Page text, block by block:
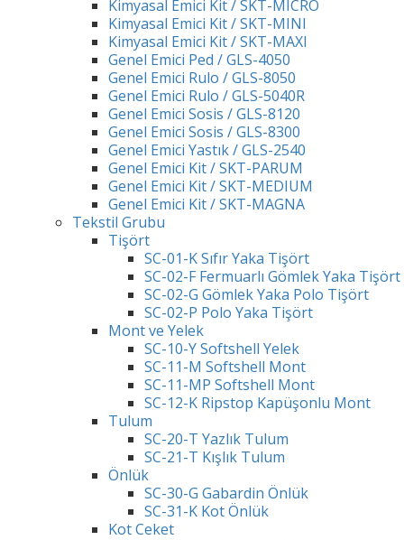
Kimyasal Emici Kit / SKT-MICRO
Kimyasal Emici Kit / SKT-MINI
Kimyasal Emici Kit / SKT-MAXI
Genel Emici Ped / GLS-4050
Genel Emici Rulo / GLS-8050
Genel Emici Rulo / GLS-5040R
Genel Emici Sosis / GLS-8120
Genel Emici Sosis / GLS-8300
Genel Emici Yastık / GLS-2540
Genel Emici Kit / SKT-PARUM
Genel Emici Kit / SKT-MEDIUM
Genel Emici Kit / SKT-MAGNA
Tekstil Grubu
Tişört
SC-01-K Sıfır Yaka Tişört
SC-02-F Fermuarlı Gömlek Yaka Tişört
SC-02-G Gömlek Yaka Polo Tişört
SC-02-P Polo Yaka Tişört
Mont ve Yelek
SC-10-Y Softshell Yelek
SC-11-M Softshell Mont
SC-11-MP Softshell Mont
SC-12-K Ripstop Kapüşonlu Mont
Tulum
SC-20-T Yazlık Tulum
SC-21-T Kışlık Tulum
Önlük
SC-30-G Gabardin Önlük
SC-31-K Kot Önlük
Kot Ceket